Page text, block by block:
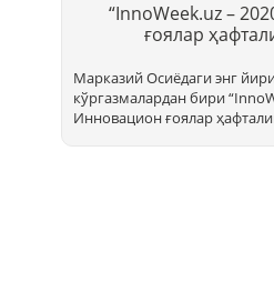
“InnoWeek.uz –
ғоялар
Марказий Осиёдаги энг
кўргазмалардан бири
Инновацион ғоялар